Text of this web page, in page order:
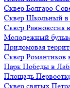
Сквер Болгаро-
Сквер Школьный
Сквер Равновесия
Молодежный
Придомовая
Сквер Романтиков
Парк Победы в
Площадь
Сквер святых